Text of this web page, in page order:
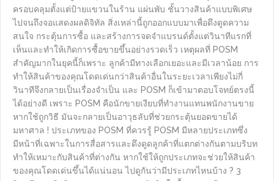
ครอบคลุมตั้งแต่ป้ายแขวนในร้าน แผ่นพับ ชั้นวางสินค้าแบบพิเศษ
ไปจนถึงจอแสดงผลดิจิทัล สิ่งเหล่านี้ถูกออกแบบมาเพื่อดึงดูดความ
สนใจ กระตุ้นการซื้อ และสร้างการจดจำแบรนด์ตั้งแต่วินาทีแรกที่
เห็นและทำให้เกิดการซื้อขายขึ้นอย่างรวดเร็ว เหตุผลที่ POSM
สำคัญมากในยุคนี้ก็เพราะ ลูกค้ามีทางเลือกเยอะและมีเวลาน้อย การ
ทำให้สินค้าของคุณโดดเด่นกว่าสินค้าอื่นในระยะเวลาเพียงไม่กี่
วินาทีจึงกลายเป็นเรื่องจำเป็น และ POSM ก็เข้ามาตอบโจทย์ตรงนี้
ได้อย่างดี เพราะ POSM คือนักขายเงียบที่ทำงานแทนพนักงานขาย
หากใช้ถูกวิธี มันจะกลายเป็นอาวุธลับที่ช่วยกระตุ้นยอดขายได้
มหาศาล ! ประเภทของ POSM ที่ควรรู้ POSM มีหลายประเภทซึ่ง
มีหน้าที่เฉพาะในการสื่อสารและดึงดูดลูกค้าที่แตกต่างกันตามบริบท
ทำให้เหมาะกับสินค้าที่ต่างกัน หากใช้ให้ถูกประเภทจะช่วยให้สินค้า
ของคุณโดดเด่นขึ้นได้แน่นอน ไปดูกันว่ามีประเภทไหนบ้าง ? 3